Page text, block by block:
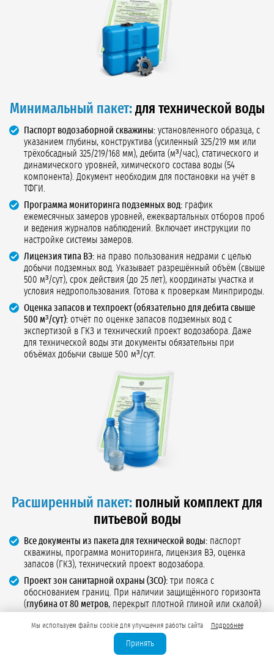
Минимальный пакет:для технической воды
Паспорт водозаборной скважины: установленного образца, с
указанием глубины, конструктива (усиленный 325/219 мм или
трёхобсадный 325/219/168 мм), дебита (м³/час), статического и
динамического уровней, химического состава воды (54
компонента). Документ необходим для постановки на учёт в
ТФГИ.
Программа мониторинга подземных вод: график
ежемесячных замеров уровней, ежеквартальных отборов проб
и ведения журналов наблюдений. Включает инструкции по
настройке системы замеров.
Лицензия типа ВЭ: на право пользования недрами с целью
добычи подземных вод. Указывает разрешённый объём (свыше
500 м³/сут), срок действия (до 25 лет), координаты участка и
условия недропользования. Готова к проверкам Минприроды.
Оценка запасов и техпроект (обязательно для дебита свыше
500 м³/сут): отчёт по оценке запасов подземных вод с
экспертизой в ГКЗ и технический проект водозабора. Даже
для технической воды эти документы обязательны при
объёмах добычи свыше 500 м³/сут.
Расширенный пакет: полный комплект для
питьевой воды
Все документы из пакета для технической воды: паспорт
скважины, программа мониторинга, лицензия ВЭ, оценка
запасов (ГКЗ), технический проект водозабора.
Проект зон санитарной охраны (ЗСО): три пояса с
обоснованием границ. При наличии защищённого горизонта
(глубина от 80 метров, перекрыт плотной глиной или скалой)
Два санитарно-эпидемиологических заключения (СЭЗ):первое
на проект ЗСО, второе на использование водного объекта.
Выдаются Роспотребнадзором после экспертизы и выезда
Мы используем файлы cookie для улучшения работы сайта Подробнее
Принять